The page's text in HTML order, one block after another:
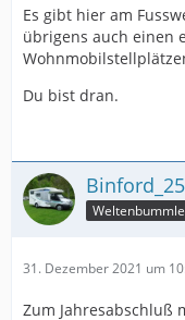
Es gibt hier am
übrigens auch einen
Du bist dran.
31. Dezember 2021 um
Zum Jahresabschluß